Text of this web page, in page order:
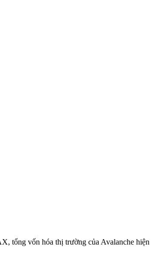
tổng vốn hóa thị trường của Avalanche hiện